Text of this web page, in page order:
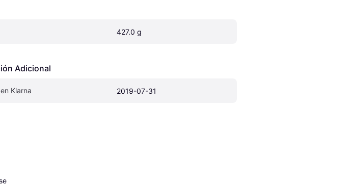
427.0 g
Adicional
Klarna 2019-07-31